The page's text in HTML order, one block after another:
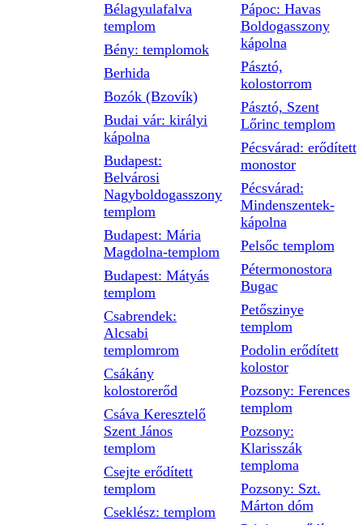
Bélagyulafalva
templom
Bény: templomok
Berhida
Bozók (Bzovík)
Budai vár: királyi
kápolna
Budapest:
Belvárosi
Nagyboldogasszony
templom
Budapest: Mária
Magdolna-templom
Budapest: Mátyás
templom
Csabrendek:
Alcsabi
templomrom
Csákány
kolostorerőd
Csáva Keresztelő
Szent János
templom
Csejte erődített
templom
Cseklész: templom
Pápoc: Havas
Boldogasszony
kápolna
Pásztó,
kolostorrom
Pásztó, Szent
Lőrinc templom
Pécsvárad: erődített
monostor
Pécsvárad:
Mindenszentek-
kápolna
Pelsőc templom
Pétermonostora
Bugac
Petőszinye
templom
Podolin erődített
kolostor
Pozsony: Ferences
templom
Pozsony:
Klarisszák
temploma
Pozsony: Szt.
Márton dóm